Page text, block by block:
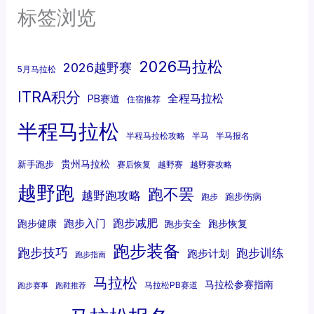
标签浏览
5月马拉松 2026越野赛 2026马拉松
ITRA积分 PB赛道 住宿推荐 全程马拉松
半程马拉松 半程马拉松攻略 半马 半马报名
新手跑步 贵州马拉松 赛后恢复 越野赛 越野赛攻略
越野跑 越野跑攻略 跑不罢 跑步 跑步伤病
跑步健康 跑步入门 跑步减肥 跑步安全 跑步恢复
跑步技巧 跑步指南 跑步装备 跑步计划 跑步训练
跑步赛事 跑鞋推荐 马拉松 马拉松PB赛道 马拉松参赛指南